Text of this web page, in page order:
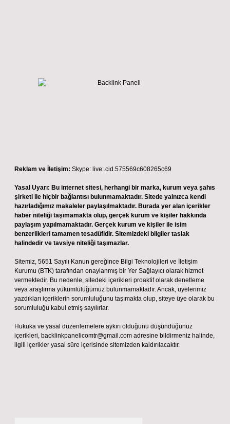
Reklam ve İletişim: Skype: live:.cid.575569c608265c69
Yasal Uyarı: Bu internet sitesi, herhangi bir marka, kurum veya şahıs
şirketi ile hiçbir bağlantısı bulunmamaktadır. Sitede yalnızca kendi
hazırladığımız makaleler paylaşılmaktadır. Burada yer alan içerikler
haber niteliği taşımamakta olup, gerçek kurum ve kişiler hakkında
paylaşım yapılmamaktadır. Gerçek kurum ve kişiler ile isim
benzerlikleri tamamen tesadüfidir. Sitemizdeki bilgiler taslak
halindedir ve tavsiye niteliği taşımazlar.
Sitemiz, 5651 Sayılı Kanun gereğince Bilgi Teknolojileri ve İletişim
Kurumu (BTK) tarafından onaylanmış bir Yer Sağlayıcı olarak hizmet
vermektedir. Bu nedenle, sitedeki içerikleri proaktif olarak denetleme
veya araştırma yükümlülüğümüz bulunmamaktadır. Ancak, üyelerimiz
yazdıkları içeriklerin sorumluluğunu taşımakta olup, siteye üye olarak bu
sorumluluğu kabul etmiş sayılırlar.
Hukuka ve yasal düzenlemelere aykırı olduğunu düşündüğünüz
içerikleri, backlinkpanelicomtr@gmail.com adresine bildirmeniz halinde,
ilgili içerikler yasal süre içerisinde sitemizden kaldırılacaktır.